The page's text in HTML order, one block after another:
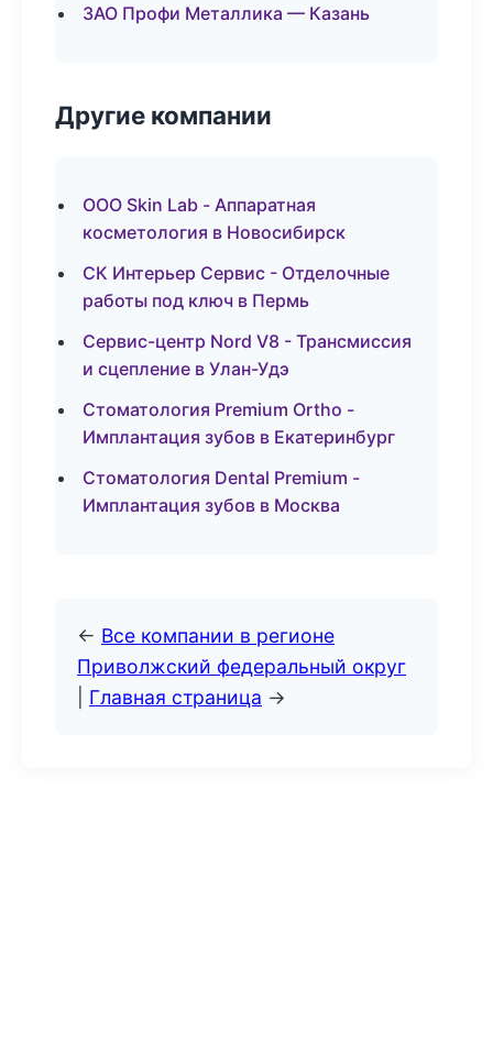
ЗАО Профи Металлика — Казань
Другие компании
ООО Skin Lab - Аппаратная
косметология в Новосибирск
СК Интерьер Сервис - Отделочные
работы под ключ в Пермь
Сервис-центр Nord V8 - Трансмиссия
и сцепление в Улан-Удэ
Стоматология Premium Ortho -
Имплантация зубов в Екатеринбург
Стоматология Dental Premium -
Имплантация зубов в Москва
← Все компании в регионе
Приволжский федеральный округ
Главная страница →